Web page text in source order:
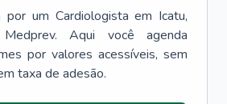
por um Cardiologista em Icatu,
Aqui você agenda
por valores acessíveis, sem
taxa de adesão.